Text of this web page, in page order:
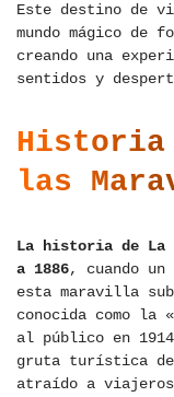
Este destino de
mundo mágico de
creando una
sentidos y
Historia
las
La historia de La
a 1886, cuando un
esta maravilla
conocida como la
al público en
gruta turística de
atraído a